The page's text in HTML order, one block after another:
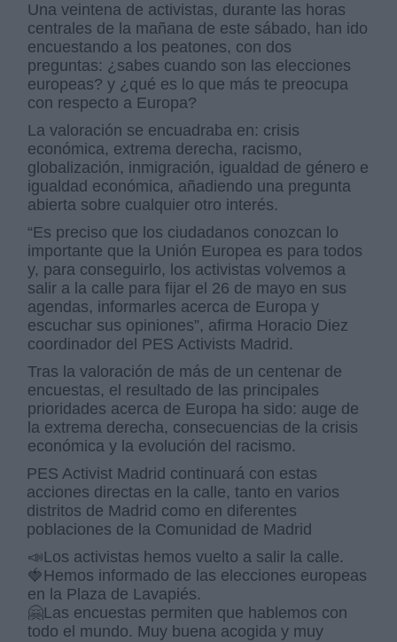
Una veintena de activistas, durante las horas
centrales de la mañana de este sábado, han ido
encuestando a los peatones, con dos
preguntas: ¿sabes cuando son las elecciones
europeas? y ¿qué es lo que más te preocupa
con respecto a Europa?
La valoración se encuadraba en: crisis
económica, extrema derecha, racismo,
globalización, inmigración, igualdad de género e
igualdad económica, añadiendo una pregunta
abierta sobre cualquier otro interés.
“Es preciso que los ciudadanos conozcan lo
importante que la Unión Europea es para todos
y, para conseguirlo, los activistas volvemos a
salir a la calle para fijar el 26 de mayo en sus
agendas, informarles acerca de Europa y
escuchar sus opiniones”, afirma Horacio Diez
coordinador del PES Activists Madrid.
Tras la valoración de más de un centenar de
encuestas, el resultado de las principales
prioridades acerca de Europa ha sido: auge de
la extrema derecha, consecuencias de la crisis
económica y la evolución del racismo.
PES Activist Madrid continuará con estas
acciones directas en la calle, tanto en varios
distritos de Madrid como en diferentes
poblaciones de la Comunidad de Madrid
📣Los activistas hemos vuelto a salir la calle.
🍓Hemos informado de las elecciones europeas
en la Plaza de Lavapiés.
🤗Las encuestas permiten que hablemos con
todo el mundo. Muy buena acogida y muy